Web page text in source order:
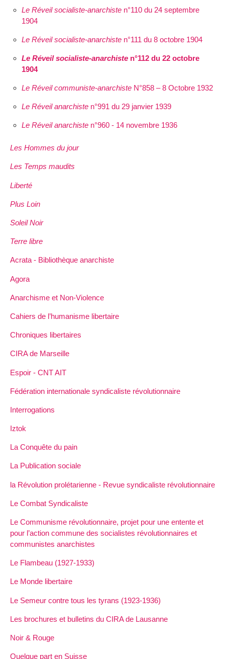
Le Réveil socialiste-anarchisten°110 du 24 septembre
1904
Le Réveil socialiste-anarchisten°111 du 8 octobre 1904
Le Réveil socialiste-anarchisten°112 du 22 octobre
1904
Le Réveil communiste-anarchisteN°858 – 8 Octobre 1932
Le Réveil anarchisten°991 du 29 janvier 1939
Le Réveil anarchisten°960 - 14 novembre 1936
Les Hommes du jour
Les Temps maudits
Liberté
Plus Loin
Soleil Noir
Terre libre
Acrata - Bibliothèque anarchiste
Agora
Anarchisme et Non-Violence
Cahiers de l’humanisme libertaire
Chroniques libertaires
CIRA de Marseille
Espoir - CNT AIT
Fédération internationale syndicaliste révolutionnaire
Interrogations
Iztok
La Conquête du pain
La Publication sociale
la Révolution prolétarienne - Revue syndicaliste révolutionnaire
Le Combat Syndicaliste
Le Communisme révolutionnaire, projet pour une entente et
pour l’action commune des socialistes révolutionnaires et
communistes anarchistes
Le Flambeau (1927-1933)
Le Monde libertaire
Le Semeur contre tous les tyrans (1923-1936)
Les brochures et bulletins du CIRA de Lausanne
Noir & Rouge
Quelque part en Suisse